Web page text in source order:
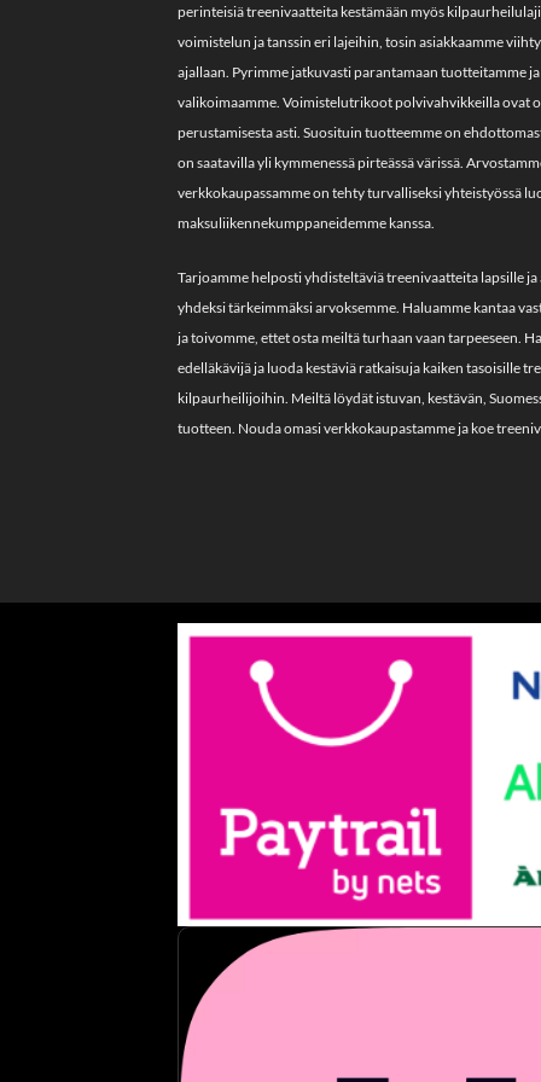
sivulla.
perinteisiä treenivaatteita kestämään myös
voimistelun ja tanssin eri lajeihin, tosin asiakkaamme
ajallaan. Pyrimme jatkuvasti parantamaan tuotteitamme
valikoimaamme. Voimistelutrikoot polvivahvikkeilla ovat
perustamisesta asti. Suosituin tuotteemme on
on saatavilla yli kymmenessä pirteässä värissä.
verkkokaupassamme on tehty turvalliseksi yhteistyössä
maksuliikennekumppaneidemme kanssa.
Tarjoamme helposti yhdisteltäviä treenivaatteita lapsille
yhdeksi tärkeimmäksi arvoksemme. Haluamme kantaa
ja toivomme, ettet osta meiltä turhaan vaan tarpeeseen.
edelläkävijä ja luoda kestäviä ratkaisuja kaiken tasoisille
kilpaurheilijoihin. Meiltä löydät istuvan, kestävän,
tuotteen. Nouda omasi verkkokaupastamme ja koe